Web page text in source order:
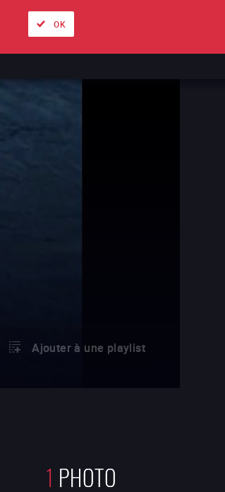
Nos offres
Ajouter à une playlist
1 PHOTO
OK